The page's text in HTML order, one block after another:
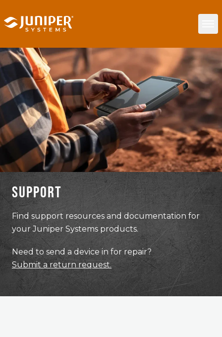
SUPPORT
Find support resources and documentation for
your Juniper Systems products.
Need to send a device in for repair?
Submit a return request.